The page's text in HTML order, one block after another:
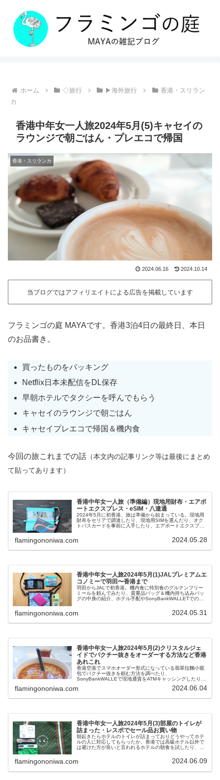
ホーム ◇旅行 ▶海外旅行
香港・スリラン
カ
香港中年女一人旅2024年5月(5)キャセイの
ラウンジで朝ごはん・プレエコで帰国
香港・スリランカ
2024.06.16 2024.10.14
当ブログではアフィリエイトによる広告を掲載しています
フラミンゴの庭 MAYAです。香港3泊4日の最終日、本日
のお品書き。
買ったものをパッキング
Netflix日本未配信をDL保存
早朝ホテルでタクシーを呼んでもらう
キャセイのラウンジで朝ごはん
キャセイプレエコで帰国＆機内食
今回の旅これまでの話 （本文内の記事リンク等は最後にまとめ
て貼ってあります）
香港中年女一人旅（準備編）現地用財布・エアポ
ートエクスプレス・eSIM・八達通
2024年5月に初香港、旅は準備から始まっている。現地用
財布をセリアで調達したり、現地用SIMを選んだり、オク
トパスカードを事前に入手したり、エアポートエクスプレ
flamingononiwa.com 2024.05.28
香港中年女一人旅2024年5月(1)JALプレミアムエ
コノミーで羽田〜香港まで
羽田からJALで初香港。機内食に特別食のグルテンフリー
ミールを頼んでみたり、貴重品バッグ＆機内持ち込みバッ
グの中身の紹介、ホテル手配やSonyBankWALLETでの香
flamingononiwa.com 2024.05.31
香港中年女一人旅2024年5月(2)クリスタルジェ
イドでパクチー抜きをオーダーする方法など香港
あれこれ
香港空港でスマホオーダー形式になっている翡翠拉麵小籠
包でパクチー抜きを頼む方法を調べたり、
SonyBankWALLEで現地通貨をATMキャッシングしたり、
り、歯磨き粉を探してスーパーを何軒もはしごした話など
flamingononiwa.com 2024.06.04
香港中年女一人旅2024年5月(3)部屋のトイレが
詰まった・レスポでセール品お買い物
朝起きたらホテルのトイレが詰まっておりどうやってホテ
ルの人に対応してもらったか、香港では高級ホテル以外で
は避けた方が良いと言われるホテルの朝食を試したり、香
チのエコバッグ・M&Sで缶カクテルなどを購入した話
flamingononiwa.com 2024.06.09